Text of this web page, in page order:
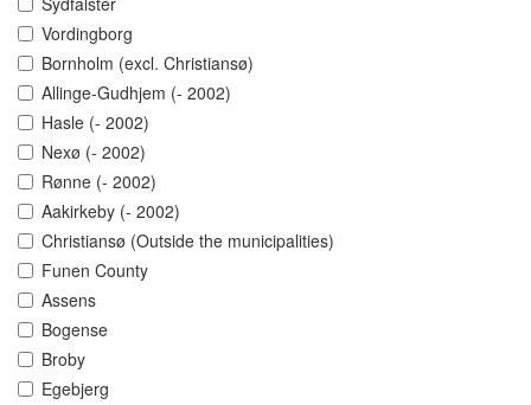
Vordingborg
Bornholm (excl. Christiansø)
Allinge-Gudhjem (- 2002)
Hasle (- 2002)
Nexø (- 2002)
Rønne (- 2002)
Aakirkeby (- 2002)
Christiansø (Outside the municipalities)
Funen County
Assens
Bogense
Broby
Egebjerg